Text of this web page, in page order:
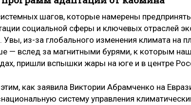
шагов, которые намерены
социальной сферы и ключевых отраслей
Увы, из-за глобального изменения климата на
— вслед за магнитными бурями, к которым
пришли вспышки жары на юге и в центре
этим, как заявила Виктории Абрамченко на
систему управления